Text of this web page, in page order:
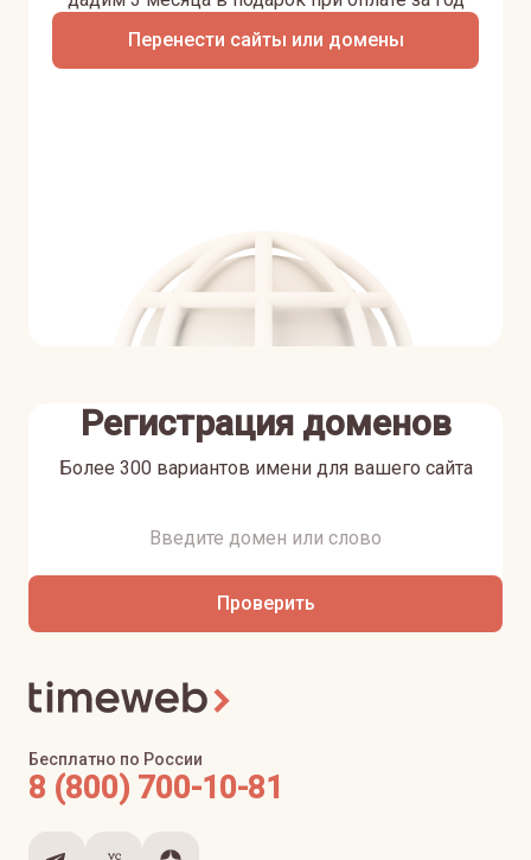
Перенести сайты или домены
Регистрация доменов
Более 300 вариантов имени для вашего сайта
Проверить
Бесплатно по России
8 (800) 700-10-81